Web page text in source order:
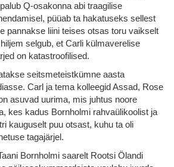
Q-osakonna abi traagilise
püüab ta hakatuseks sellest
pannakse liini teises otsas toru vaikselt
selgub, et Carli külmaverelise
on katastroofilised.
seitsmeteistkümne aasta
Carl ja tema kolleegid Assad, Rose
asuvad uurima, mis juhtus noore
kes kadus Bornholmi rahvaülikoolist ja
kauguselt puu otsast, kuhu ta oli
tagajärjel.
Bornholmi saarelt Rootsi Ölandi